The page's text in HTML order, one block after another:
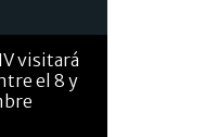
visitará
el 8 y